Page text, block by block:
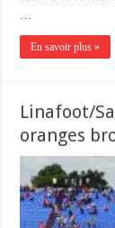
…
En savoir plus »
Linafoot/
oranges